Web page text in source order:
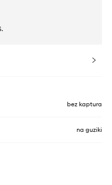
bez kaptura
na guziki